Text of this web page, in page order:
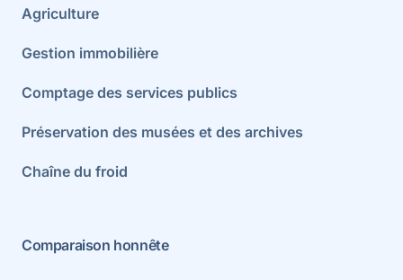
Agriculture
Gestion immobilière
Comptage des services publics
Préservation des musées et des archives
Chaîne du froid
Comparaison honnête